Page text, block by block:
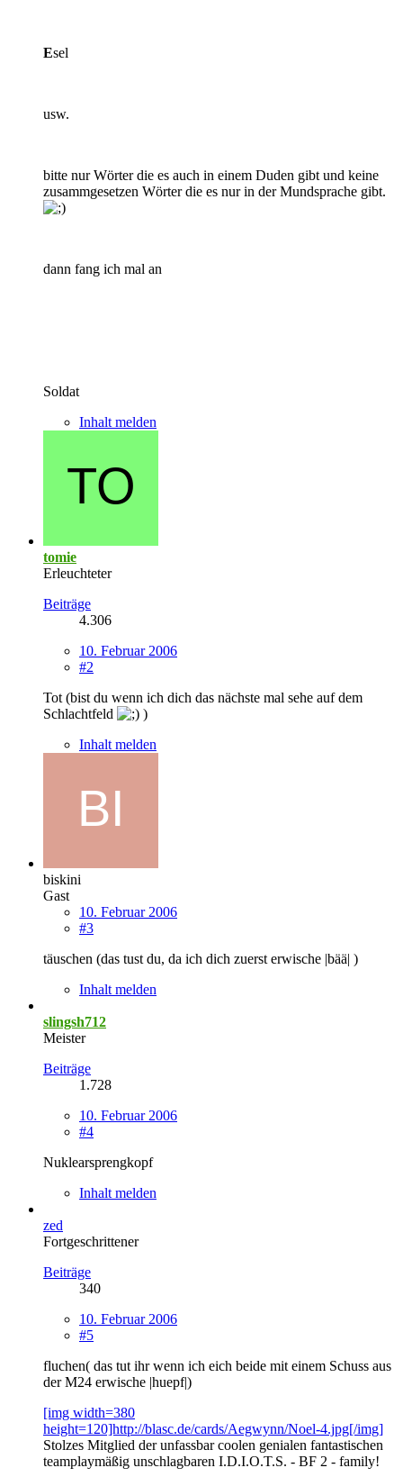
Esel
usw.
bitte nur Wörter die es auch in einem Duden gibt und keine
zusammgesetzen Wörter die es nur in der Mundsprache gibt.
dann fang ich mal an
Soldat
Inhalt melden
tomie
Erleuchteter
Beiträge
4.306
10. Februar 2006
#2
Tot (bist du wenn ich dich das nächste mal sehe auf dem
Schlachtfeld
)
Inhalt melden
biskini
Gast
10. Februar 2006
#3
täuschen (das tust du, da ich dich zuerst erwische |bää| )
Inhalt melden
slingsh712
Meister
Beiträge
1.728
10. Februar 2006
#4
Nuklearsprengkopf
Inhalt melden
zed
Fortgeschrittener
Beiträge
340
10. Februar 2006
#5
fluchen( das tut ihr wenn ich eich beide mit einem Schuss aus
der M24 erwische |huepf|)
[img width=380
height=120]http://blasc.de/cards/Aegwynn/Noel-4.jpg[/img]
Stolzes Mitglied der unfassbar coolen genialen fantastischen
teamplaymäßig unschlagbaren I.D.I.O.T.S. - BF 2 - family!